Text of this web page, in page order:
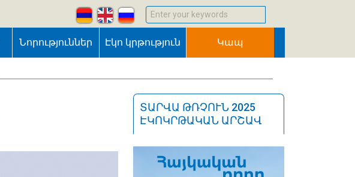
Enter your keywords
Նորություններ Էկո կրթություն Կապ
ՏԱՐՎԱ ԹՌՉՈՒՆ 2025
ԷԿՈԿՐԹԱԿԱՆ ԱՐՇԱՎ